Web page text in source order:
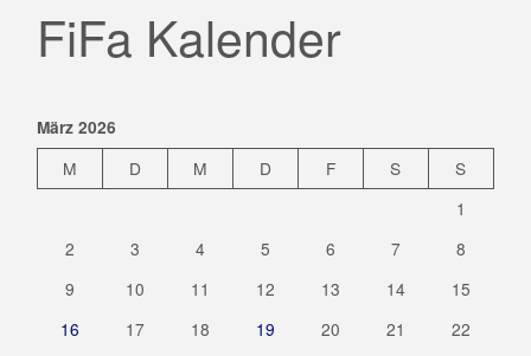
Heidrand"
FiFa Kalender
März 2026
M D M D F S
S
1
2
3 4 5 6 7
8
9
10 11 12 13 14
15
16
17 18 19 20 21
22